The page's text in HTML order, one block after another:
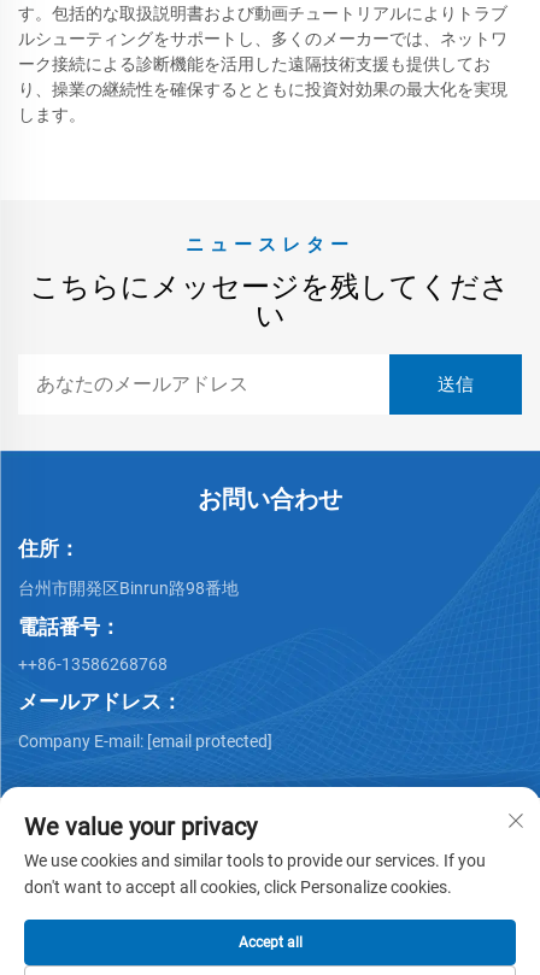
す。包括的な取扱説明書および動画チュートリアルによりトラブ
ルシューティングをサポートし、多くのメーカーでは、ネットワ
ーク接続による診断機能を活用した遠隔技術支援も提供してお
り、操業の継続性を確保するとともに投資対効果の最大化を実現
します。
ニュースレター
こちらにメッセージを残してくださ
い
お問い合わせ
住所：
台州市開発区Binrun路98番地
電話番号：
++86-13586268768
メールアドレス：
Company E-mail: [email protected]
Technology(Taizhou)Co.,Ltd -
プライバシーポリシー
We value your privacy
We use cookies and similar tools to provide our services. If you
don't want to accept all cookies, click Personalize cookies.
Accept all